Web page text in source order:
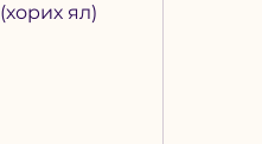
(хорих ял)